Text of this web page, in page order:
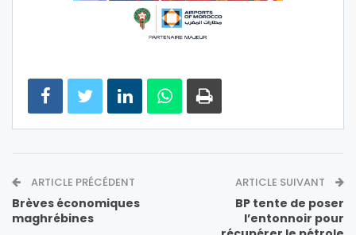
ARTICLE PRÉCÉDENT
Brèves économiques
maghrébines
ARTICLE SUIVANT
BP tente de poser
l’entonnoir pour